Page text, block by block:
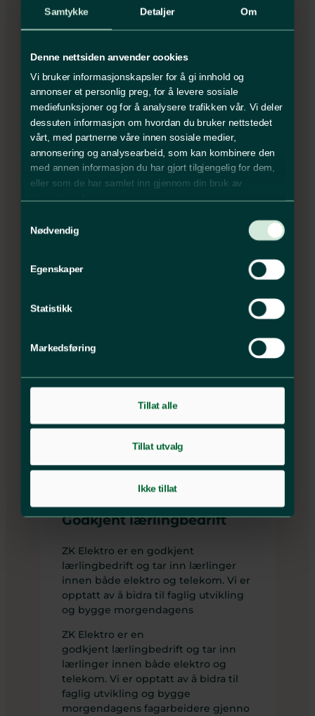
Samtykke Detaljer Om
Denne nettsiden anvender cookies
Vi bruker informasjonskapsler for å gi innhold og
annonser et personlig preg, for å levere sosiale
mediefunksjoner og for å analysere trafikken vår. Vi deler
dessuten informasjon om hvordan du bruker nettstedet
vårt, med partnerne våre innen sosiale medier,
annonsering og analysearbeid, som kan kombinere den
med annen informasjon du har gjort tilgjengelig for dem,
eller som de har samlet inn gjennom din bruk av
Nødvendig
Egenskaper
Statistikk
Markedsføring
Tillat alle
Tillat utvalg
Ikke tillat
teknologisk forståelse for moderne
og sammensatte styresystemer.
leverandørregisteret for bygg,
strenge krav til seriøsitet, økonomi,
samarbeidspartner i profesjonelle
prosjekter.
Godkjent lærlingbedrift
ZK Elektro er en godkjent
lærlingbedrift og tar inn lærlinger
innen både elektro og telekom. Vi er
opptatt av å bidra til faglig utvikling
og bygge morgendagens
ZK Elektro er en
godkjent lærlingbedrift og tar inn
lærlinger innen både elektro og
telekom. Vi er opptatt av å bidra til
faglig utvikling og bygge
morgendagens fagarbeidere gjenno